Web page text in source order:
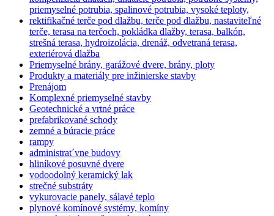
priemyselné potrubia, spalinové potrubia, vysoké teploty,
rektifikačné terče pod dlažbu, terče pod dlažbu, nastaviteľné
terče, terasa na terčoch, pokládka dlažby, terasa, balkón,
strešná terasa, hydroizolácia, drenáž, odvetraná terasa,
exteriérová dlažba
Priemyselné brány, garážové dvere, brány, ploty
Produkty a materiály pre inžinierske stavby
Prenájom
Komplexné priemyselné stavby
Geotechnické a vrtné práce
prefabrikované schody
zemné a búracie práce
rampy
administrat´vne budovy
hliníkové posuvné dvere
vodoodolný keramický lak
strečné substráty
vykurovacie panely, sálavé teplo
plynové komínové systémy, komíny